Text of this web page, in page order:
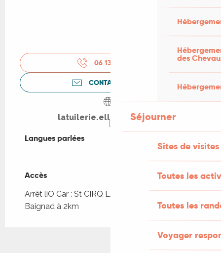
des
Séjourner
Sites de visites
Toutes les
Toutes les
Voyager
06 13 70 52
CONTACTEZ-NOUS
latuilerie.ellohaweb.com
Langues parlées
Langues parlées
Accès
Accès
Arrêt liO Car : St CIRQ LAPOPIE - Camping
Baignad à 2km